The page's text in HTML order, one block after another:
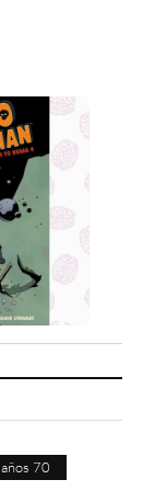
años 70